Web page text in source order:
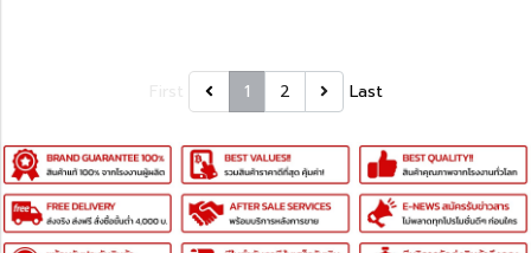
1 2 Last